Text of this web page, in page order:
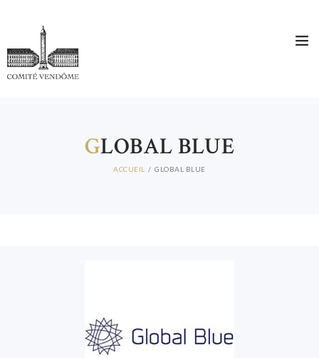
GLOBAL BLUE
ACCUEIL GLOBAL BLUE